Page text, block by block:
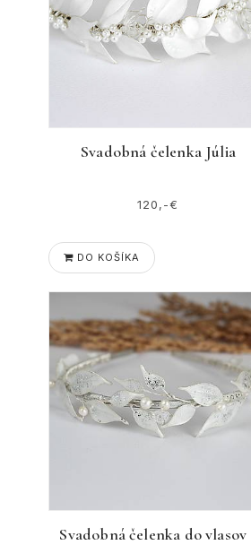
Svadobná čelenka Júlia
120,-€
DO KOŠÍKA
Svadobná čelenka do vlasov